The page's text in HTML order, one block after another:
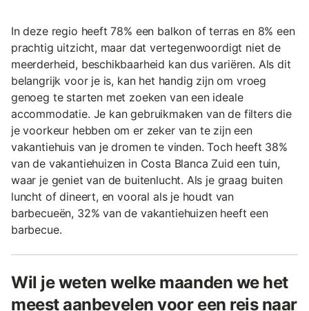
In deze regio heeft 78% een balkon of terras en 8% een
prachtig uitzicht, maar dat vertegenwoordigt niet de
meerderheid, beschikbaarheid kan dus variëren. Als dit
belangrijk voor je is, kan het handig zijn om vroeg
genoeg te starten met zoeken van een ideale
accommodatie. Je kan gebruikmaken van de filters die
je voorkeur hebben om er zeker van te zijn een
vakantiehuis van je dromen te vinden. Toch heeft 38%
van de vakantiehuizen in Costa Blanca Zuid een tuin,
waar je geniet van de buitenlucht. Als je graag buiten
luncht of dineert, en vooral als je houdt van
barbecueën, 32% van de vakantiehuizen heeft een
barbecue.
Wil je weten welke maanden we het
meest aanbevelen voor een reis naar